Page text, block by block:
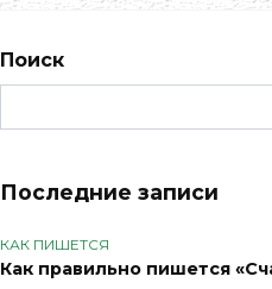
Поиск
Последние записи
КАК ПИШЕТСЯ
Как правильно пишется